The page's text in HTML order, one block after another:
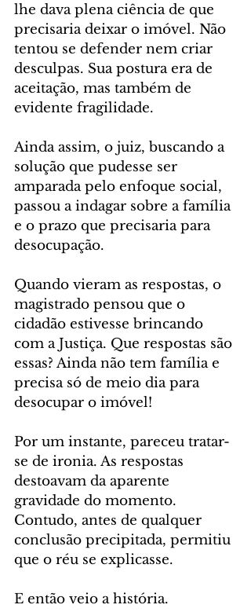
lhe dava plena ciência de que
precisaria deixar o imóvel. Não
tentou se defender nem criar
desculpas. Sua postura era de
aceitação, mas também de
evidente fragilidade.
Ainda assim, o juiz, buscando a
solução que pudesse ser
amparada pelo enfoque social,
passou a indagar sobre a família
e o prazo que precisaria para
desocupação.
Quando vieram as respostas, o
magistrado pensou que o
cidadão estivesse brincando
com a Justiça. Que respostas são
essas? Ainda não tem família e
precisa só de meio dia para
desocupar o imóvel!
Por um instante, pareceu tratar-
se de ironia. As respostas
destoavam da aparente
gravidade do momento.
Contudo, antes de qualquer
conclusão precipitada, permitiu
que o réu se explicasse.
E então veio a história.